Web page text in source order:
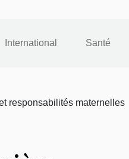
International Santé
responsabilités maternelles